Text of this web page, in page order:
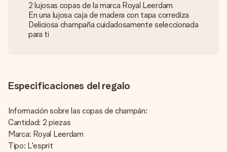
2 lujosas copas de la marca Royal Leerdam
En una lujosa caja de madera con tapa corrediza
Deliciosa champaña cuidadosamente seleccionada
para ti
Especificaciones del regalo
Información sobre las copas de champán:
Cantidad: 2 piezas
Marca: Royal Leerdam
Tipo: L'esprit